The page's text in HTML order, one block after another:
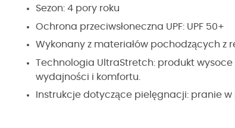
Sezon: 4 pory roku
Ochrona przeciwsłoneczna UPF: UPF 50+
Wykonany z materiałów pochodzących z
Technologia UltraStretch: produkt
wydajności i komfortu.
Instrukcje dotyczące pielęgnacji: pranie